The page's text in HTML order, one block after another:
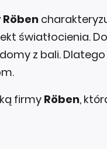
światłocienia.
z bali. Dlatego
firmy Röben,